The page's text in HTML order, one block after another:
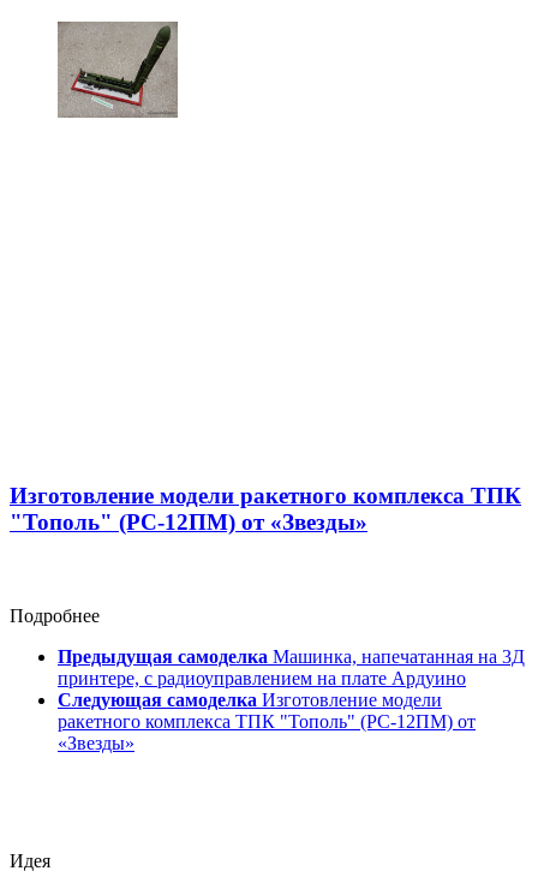
Изготовление модели ракетного комплекса ТПК
"Тополь" (РС-12ПМ) от «Звезды»
Подробнее
Предыдущая самоделка Машинка, напечатанная на 3Д
принтере, с радиоуправлением на плате Ардуино
Следующая самоделка Изготовление модели
ракетного комплекса ТПК "Тополь" (РС-12ПМ) от
«Звезды»
Идея